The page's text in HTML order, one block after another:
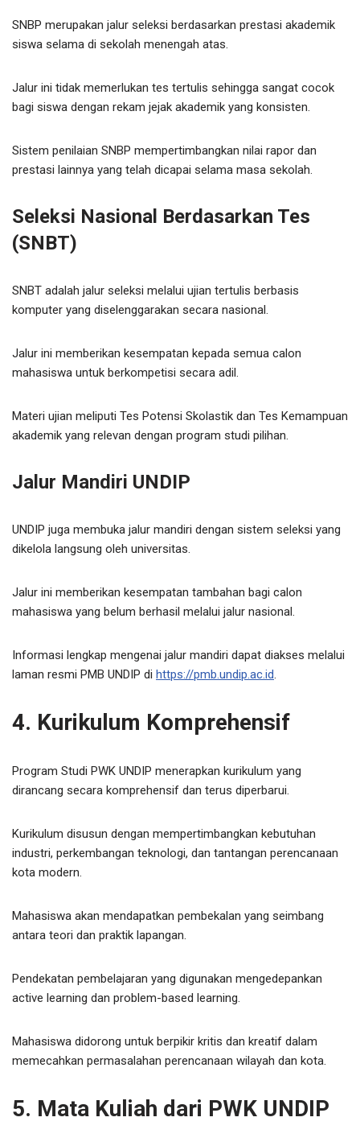
SNBP merupakan jalur seleksi berdasarkan prestasi akademik
siswa selama di sekolah menengah atas.
Jalur ini tidak memerlukan tes tertulis sehingga sangat cocok
bagi siswa dengan rekam jejak akademik yang konsisten.
Sistem penilaian SNBP mempertimbangkan nilai rapor dan
prestasi lainnya yang telah dicapai selama masa sekolah.
Seleksi Nasional Berdasarkan Tes
(SNBT)
SNBT adalah jalur seleksi melalui ujian tertulis berbasis
komputer yang diselenggarakan secara nasional.
Jalur ini memberikan kesempatan kepada semua calon
mahasiswa untuk berkompetisi secara adil.
Materi ujian meliputi Tes Potensi Skolastik dan Tes Kemampuan
akademik yang relevan dengan program studi pilihan.
Jalur Mandiri UNDIP
UNDIP juga membuka jalur mandiri dengan sistem seleksi yang
dikelola langsung oleh universitas.
Jalur ini memberikan kesempatan tambahan bagi calon
mahasiswa yang belum berhasil melalui jalur nasional.
Informasi lengkap mengenai jalur mandiri dapat diakses melalui
laman resmi PMB UNDIP di https://pmb.undip.ac.id.
4. Kurikulum Komprehensif
Program Studi PWK UNDIP menerapkan kurikulum yang
dirancang secara komprehensif dan terus diperbarui.
Kurikulum disusun dengan mempertimbangkan kebutuhan
industri, perkembangan teknologi, dan tantangan perencanaan
kota modern.
Mahasiswa akan mendapatkan pembekalan yang seimbang
antara teori dan praktik lapangan.
Pendekatan pembelajaran yang digunakan mengedepankan
active learning dan problem-based learning.
Mahasiswa didorong untuk berpikir kritis dan kreatif dalam
memecahkan permasalahan perencanaan wilayah dan kota.
5. Mata Kuliah dari PWK UNDIP